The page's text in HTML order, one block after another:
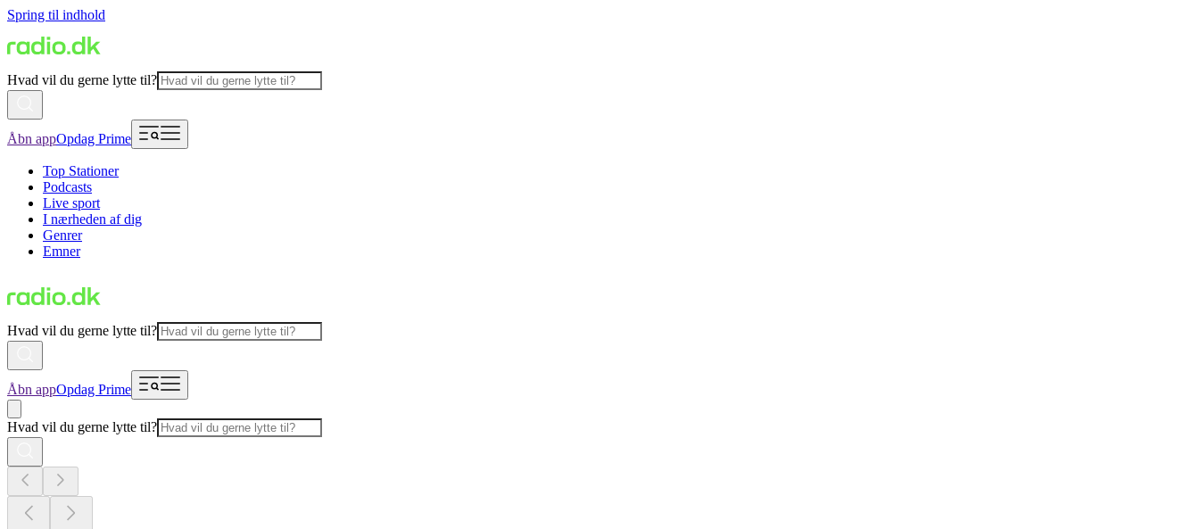
Spring til indhold
Hvad vil du gerne lytte til?
Åbn appOpdag Prime
Top Stationer
Podcasts
Live sport
I nærheden af dig
Genrer
Emner
Hvad vil du gerne lytte til?
Åbn appOpdag Prime
Hvad vil du gerne lytte til?